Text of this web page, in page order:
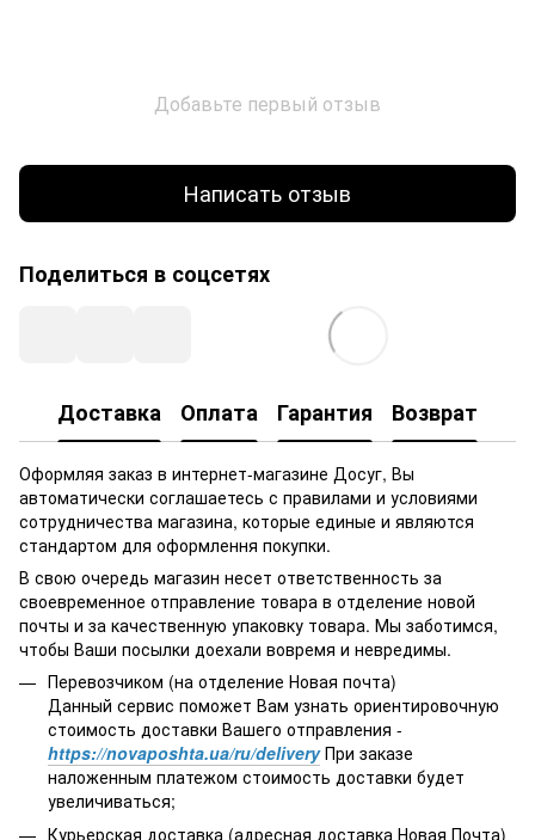
Добавьте первый отзыв
Написать отзыв
Поделиться в соцсетях
Доставка Оплата Гарантия Возврат
Оформляя заказ в интернет-магазине Досуг, Вы
автоматически соглашаетесь с правилами и условиями
сотрудничества магазина, которые единые и являются
стандартом для оформлення покупки.
В свою очередь магазин несет ответственность за
своевременное отправление товара в отделение новой
почты и за качественную упаковку товара. Мы заботимся,
чтобы Ваши посылки доехали вовремя и невредимы.
Перевозчиком (на отделение Новая почта)
Данный сервис поможет Вам узнать ориентировочную
стоимость доставки Вашего отправления -
https://novaposhta.ua/ru/deliveryПри заказе
наложенным платежом стоимость доставки будет
увеличиваться;
Курьерская доставка (адресная доставка Новая Почта)